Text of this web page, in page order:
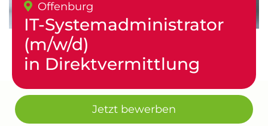
Offenburg
IT-Systemadministrator
(m/w/d)
in Direktvermittlung
Jetzt bewerben